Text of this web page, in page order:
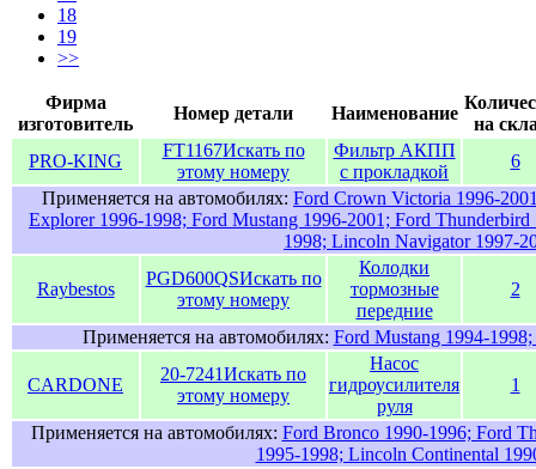
18
19
>>
Фирма
изготовитель
Номер детали Наименование
на
PRO-KING
FT1167Искать по
этому номеру
Фильтр АКПП
с прокладкой
6
Применяется на автомобилях: Ford Crown Victoria 1996-
Explorer 1996-1998; Ford Mustang 1996-2001; Ford
1998; Lincoln Navigator 1997-
Raybestos
PGD600QSИскать по
этому номеру
Колодки
тормозные
передние
2
Применяется на автомобилях: Ford Mustang 1994-
CARDONE
20-7241Искать по
этому номеру
Насос
гидроусилителя
руля
1
Применяется на автомобилях: Ford Bronco 1990-1996; Ford
1995-1998; Lincoln Continental